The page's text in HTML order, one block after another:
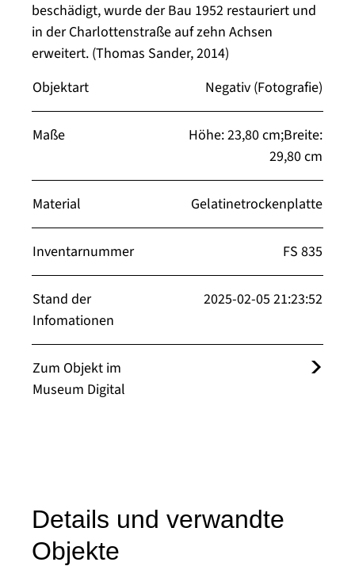
beschädigt, wurde der Bau 1952 restauriert und
in der Charlottenstraße auf zehn Achsen
erweitert. (Thomas Sander, 2014)
Objektart
Negativ (Fotografie)
Maße
Höhe: 23,80 cm;Breite:
29,80 cm
Material Gelatinetrockenplatte
Inventarnummer FS 835
Stand der
Infomationen
2025-02-05 21:23:52
Zum Objekt im
Museum Digital
Details und verwandte
Objekte